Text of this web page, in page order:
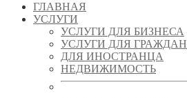
ГЛАВНАЯ
УСЛУГИ
УСЛУГИ ДЛЯ БИЗНЕСА
УСЛУГИ ДЛЯ ГРАЖДАН
ДЛЯ ИНОСТРАНЦА
НЕДВИЖИМОСТЬ